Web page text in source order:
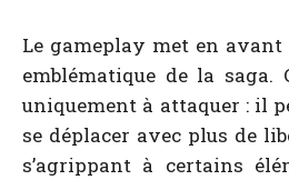
Le gameplay met en avant
emblématique de la saga.
uniquement à attaquer : il
se déplacer avec plus de
s’agrippant à certains